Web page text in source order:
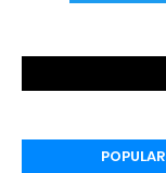
POPULAR